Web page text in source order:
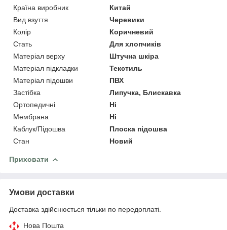
Країна виробник
Китай
Вид взуття
Черевики
Колір
Коричневий
Стать
Для хлопчиків
Матеріал верху
Штучна шкіра
Матеріал підкладки
Текстиль
Матеріал підошви
ПВХ
Застібка
Липучка, Блискавка
Ортопедичні
Ні
Мембрана
Ні
Каблук/Підошва
Плоска підошва
Стан
Новий
Приховати
Умови доставки
Доставка здійснюється тільки по передоплаті.
Нова Пошта